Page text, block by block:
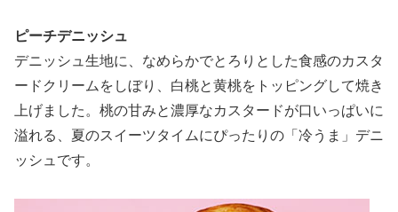
ピーチデニッシュ
デニッシュ生地に、なめらかでとろりとした食感のカスタ
ードクリームをしぼり、白桃と黄桃をトッピングして焼き
上げました。桃の甘みと濃厚なカスタードが口いっぱいに
溢れる、夏のスイーツタイムにぴったりの「冷うま」デニ
ッシュです。